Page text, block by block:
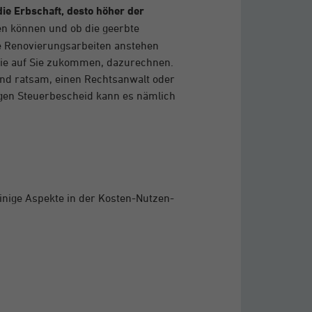
Erbschaft, desto höher der
können und ob die geerbte
anstehen
auf Sie zukommen, dazurechnen.
ratsam, einen Rechtsanwalt oder
Steuerbescheid kann es nämlich
Aspekte in der Kosten-Nutzen-